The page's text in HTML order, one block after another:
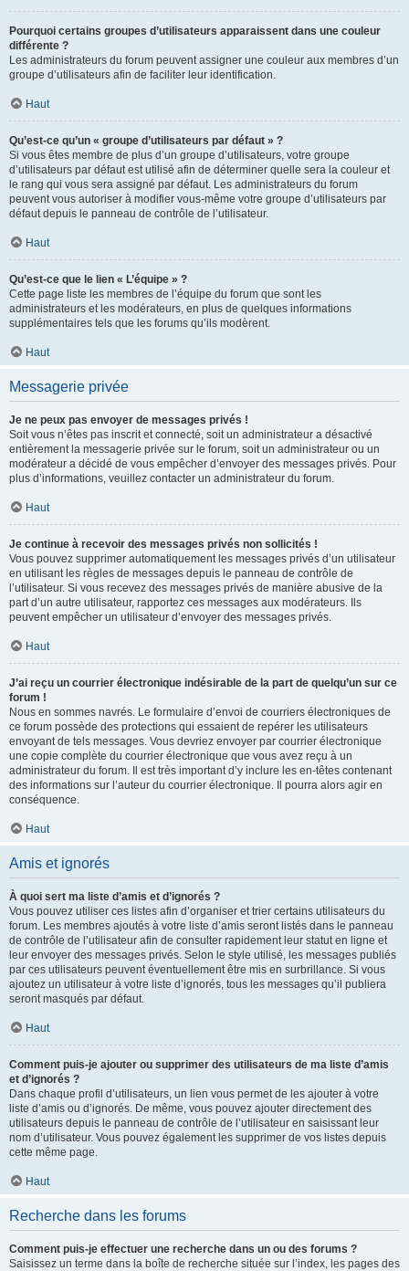
Pourquoi certains groupes d’utilisateurs apparaissent dans une couleur
différente ?
Les administrateurs du forum peuvent assigner une couleur aux membres d’un
groupe d’utilisateurs afin de faciliter leur identification.
Haut
Qu’est-ce qu’un « groupe d’utilisateurs par défaut » ?
Si vous êtes membre de plus d’un groupe d’utilisateurs, votre groupe
d’utilisateurs par défaut est utilisé afin de déterminer quelle sera la couleur et
le rang qui vous sera assigné par défaut. Les administrateurs du forum
peuvent vous autoriser à modifier vous-même votre groupe d’utilisateurs par
défaut depuis le panneau de contrôle de l’utilisateur.
Haut
Qu’est-ce que le lien « L’équipe » ?
Cette page liste les membres de l’équipe du forum que sont les
administrateurs et les modérateurs, en plus de quelques informations
supplémentaires tels que les forums qu’ils modèrent.
Haut
Messagerie privée
Je ne peux pas envoyer de messages privés !
Soit vous n’êtes pas inscrit et connecté, soit un administrateur a désactivé
entièrement la messagerie privée sur le forum, soit un administrateur ou un
modérateur a décidé de vous empêcher d’envoyer des messages privés. Pour
plus d’informations, veuillez contacter un administrateur du forum.
Haut
Je continue à recevoir des messages privés non sollicités !
Vous pouvez supprimer automatiquement les messages privés d’un utilisateur
en utilisant les règles de messages depuis le panneau de contrôle de
l’utilisateur. Si vous recevez des messages privés de manière abusive de la
part d’un autre utilisateur, rapportez ces messages aux modérateurs. Ils
peuvent empêcher un utilisateur d’envoyer des messages privés.
Haut
J’ai reçu un courrier électronique indésirable de la part de quelqu’un sur ce
forum !
Nous en sommes navrés. Le formulaire d’envoi de courriers électroniques de
ce forum possède des protections qui essaient de repérer les utilisateurs
envoyant de tels messages. Vous devriez envoyer par courrier électronique
une copie complète du courrier électronique que vous avez reçu à un
administrateur du forum. Il est très important d’y inclure les en-têtes contenant
des informations sur l’auteur du courrier électronique. Il pourra alors agir en
conséquence.
Haut
Amis et ignorés
À quoi sert ma liste d’amis et d’ignorés ?
Vous pouvez utiliser ces listes afin d’organiser et trier certains utilisateurs du
forum. Les membres ajoutés à votre liste d’amis seront listés dans le panneau
de contrôle de l’utilisateur afin de consulter rapidement leur statut en ligne et
leur envoyer des messages privés. Selon le style utilisé, les messages publiés
par ces utilisateurs peuvent éventuellement être mis en surbrillance. Si vous
ajoutez un utilisateur à votre liste d’ignorés, tous les messages qu’il publiera
seront masqués par défaut.
Haut
Comment puis-je ajouter ou supprimer des utilisateurs de ma liste d’amis
et d’ignorés ?
Dans chaque profil d’utilisateurs, un lien vous permet de les ajouter à votre
liste d’amis ou d’ignorés. De même, vous pouvez ajouter directement des
utilisateurs depuis le panneau de contrôle de l’utilisateur en saisissant leur
nom d’utilisateur. Vous pouvez également les supprimer de vos listes depuis
cette même page.
Haut
Recherche dans les forums
Comment puis-je effectuer une recherche dans un ou des forums ?
Saisissez un terme dans la boîte de recherche située sur l’index, les pages des